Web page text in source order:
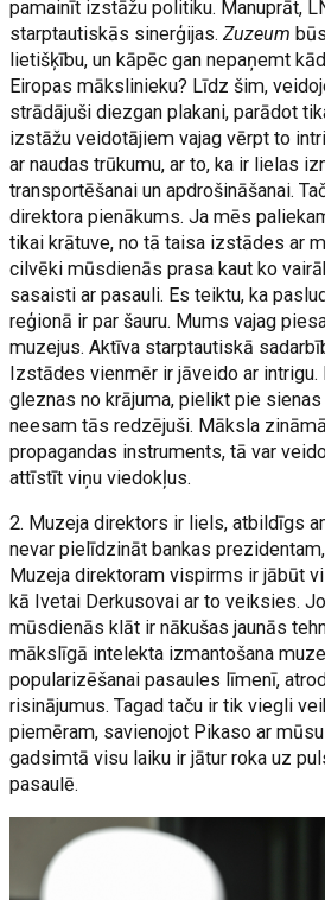
pamainīt izstāžu politiku. Manuprāt,
starptautiskās sinerģijas.Zuzeum
lietišķību, un kāpēc gan nepaņemt
Eiropas mākslinieku? Līdz šim,
strādājuši diezgan plakani, parādot
izstāžu veidotājiem vajag vērpt to
ar naudas trūkumu, ar to, ka ir lielas
transportēšanai un apdrošināšanai.
direktora pienākums. Ja mēs
tikai krātuve, no tā taisa izstādes ar
cilvēki mūsdienās prasa kaut ko
sasaisti ar pasauli. Es teiktu, ka
reģionā ir par šauru. Mums vajag
muzejus. Aktīva starptautiskā
Izstādes vienmēr ir jāveido ar
gleznas no krājuma, pielikt pie
neesam tās redzējuši. Māksla
propagandas instruments, tā var
attīstīt viņu viedokļus.
2. Muzeja direktors ir liels, atbildīgs
nevar pielīdzināt bankas
Muzeja direktoram vispirms ir jābūt
kā Ivetai Derkusovai ar to veiksies.
mūsdienās klāt ir nākušas jaunās
mākslīgā intelekta izmantošana
popularizēšanai pasaules līmenī,
risinājumus. Tagad taču ir tik viegli
piemēram, savienojot Pikaso ar
gadsimtā visu laiku ir jātur roka uz
pasaulē.